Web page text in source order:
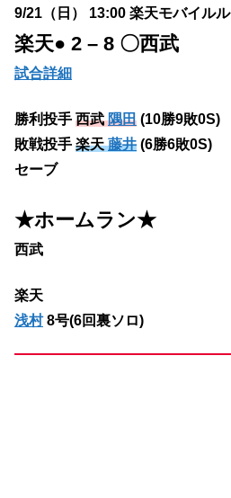
9/21（日） 13:00 楽天モバイルル
楽天● 2 – 8 〇西武
試合詳細
勝利投手 西武隅田 (10勝9敗0S)
敗戦投手 楽天藤井 (6勝6敗0S)
セーブ
★ホームラン★
西武
楽天
浅村8号(6回裏ソロ)